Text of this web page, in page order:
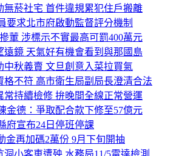
無菸社宅 首件違規累犯住戶搬離
要求北市府啟動監督評分機制
葷 涉標示不實最高可罰400萬元
遠鏡 天氣好有機會看到與那國島
中秋義賣 文旦創意入菜拉買氣
格不符 高市衛生局副局長澄清合法
常持續檢修 拚晚間全線正常營運
金德：爭取配合款下修至57億元
府宣布24日停班停課
金再加碼2萬份 9月下旬開抽